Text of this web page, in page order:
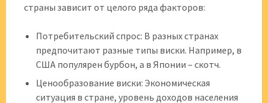
страны зависит от целого ряда факторов:
Потребительский спрос: В разных странах
предпочитают разные типы виски. Например, в
США популярен бурбон, а в Японии – скотч.
Ценообразование виски: Экономическая
ситуация в стране, уровень доходов населения